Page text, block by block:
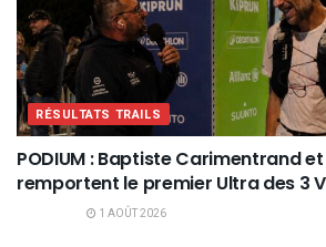
RÉSULTATS TRAILS
PODIUM : Baptiste Carimentrand
remportent le premier Ultra des 3
1 AOÛT 2026